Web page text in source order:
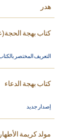
هدر
كتاب بهجة
التعريف المختصر
كتاب بهجة الدعاء
إصدار جديد
مولد كريمة